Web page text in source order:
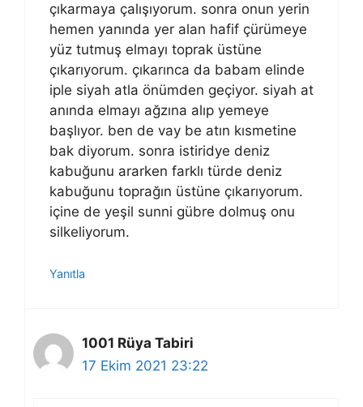
çıkarmaya çalışıyorum. sonra onun yerin
hemen yanında yer alan hafif çürümeye
yüz tutmuş elmayı toprak üstüne
çıkarıyorum. çıkarınca da babam elinde
iple siyah atla önümden geçiyor. siyah at
anında elmayı ağzına alıp yemeye
başlıyor. ben de vay be atın kısmetine
bak diyorum. sonra istiridye deniz
kabuğunu ararken farklı türde deniz
kabuğunu toprağın üstüne çıkarıyorum.
içine de yeşil sunni gübre dolmuş onu
silkeliyorum.
Yanıtla
1001 Rüya Tabiri
17 Ekim 2021 23:22